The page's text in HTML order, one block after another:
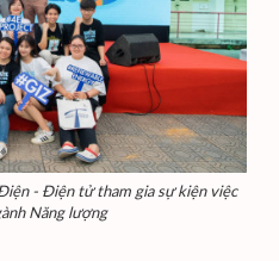
- Điện tử tham gia sự kiện việc
Năng lượng